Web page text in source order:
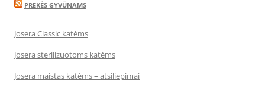
PREKĖS GYVŪNAMS
Josera Classic katėms
Josera sterilizuotoms katėms
Josera maistas katėms – atsiliepimai